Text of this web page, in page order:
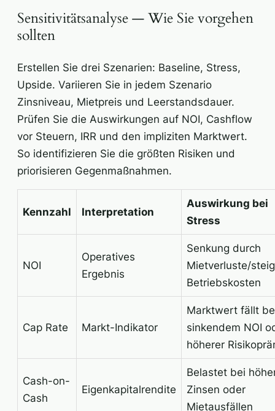
Sensitivitätsanalyse — Wie Sie vorgehen
sollten
Erstellen Sie drei Szenarien: Baseline, Stress,
Upside. Variieren Sie in jedem Szenario
Zinsniveau, Mietpreis und Leerstandsdauer.
Prüfen Sie die Auswirkungen auf NOI, Cashflow
vor Steuern, IRR und den impliziten Marktwert.
So identifizieren Sie die größten Risiken und
priorisieren Gegenmaßnahmen.
Kennzahl Interpretation
Auswirkung bei
Stress
NOI
Operatives
Ergebnis
Senkung durch
Mietverluste/
Betriebskosten
Cap Rate Markt-Indikator
Marktwert fällt
sinkendem NOI
höherer
Cash-on-
Cash
Eigenkapitalrendite
Belastet bei
Zinsen oder
Mietausfällen